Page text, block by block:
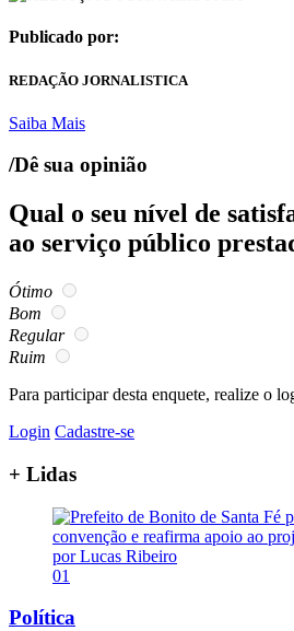
Publicado por:
REDAÇÃO JORNALISTICA
Saiba Mais
/Dê sua opinião
Qual o seu nível de
ao serviço público
Ótimo
Bom
Regular
Ruim
Para participar desta enquete, realize o
Login Cadastre-se
+ Lidas
01
Política